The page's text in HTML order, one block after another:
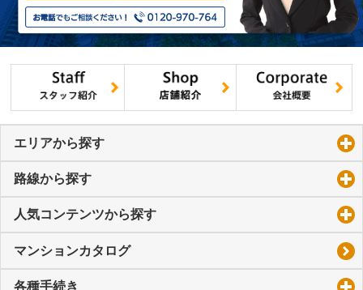
エリアから探す
路線から探す
人気コンテンツから探す
マンションカタログ
各種手続き